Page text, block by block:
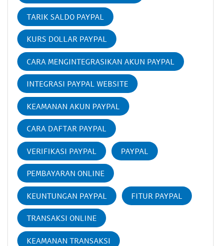
TARIK SALDO PAYPAL
KURS DOLLAR PAYPAL
CARA MENGINTEGRASIKAN AKUN PAYPAL
INTEGRASI PAYPAL WEBSITE
KEAMANAN AKUN PAYPAL
CARA DAFTAR PAYPAL
VERIFIKASI PAYPAL PAYPAL
PEMBAYARAN ONLINE
KEUNTUNGAN PAYPAL FITUR PAYPAL
TRANSAKSI ONLINE
KEAMANAN TRANSAKSI